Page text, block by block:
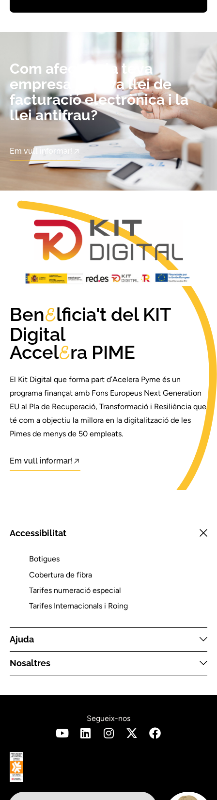
Com afecta a la teva
empresa la nova llei de
facturació electrònica i la
llei antifrau?
Em vull informar!
BenElficia't del KIT
Digital
AccelEra PIME
El Kit Digital que forma part d’Acelera Pyme és un
programa finançat amb Fons Europeus Next Generation
EU al Pla de Recuperació, Transformació i Resiliència que
té com a objectiu la millora en la digitalització de les
Pimes de menys de 50 empleats.
Em vull informar!
Accessibilitat
Botigues
Cobertura de fibra
Tarifes numeració especial
Tarifes Internacionals i Roing
Ajuda
Nosaltres
Segueix-nos